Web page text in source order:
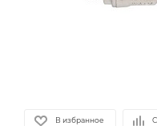
В избранное